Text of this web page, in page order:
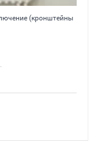
(кронштейны